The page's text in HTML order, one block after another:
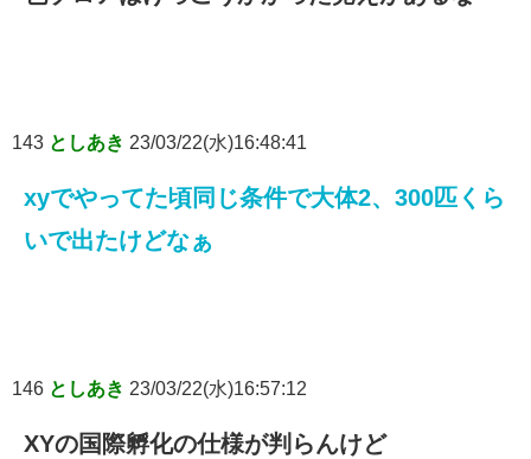
143 としあき 23/03/22(水)16:48:41
xyでやってた頃同じ条件で大体2、300匹くら
いで出たけどなぁ
146 としあき 23/03/22(水)16:57:12
XYの国際孵化の仕様が判らんけど